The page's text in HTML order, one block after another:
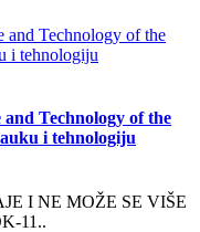
Technology of the
i tehnologiju
I NE MOŽE SE VIŠE
11..